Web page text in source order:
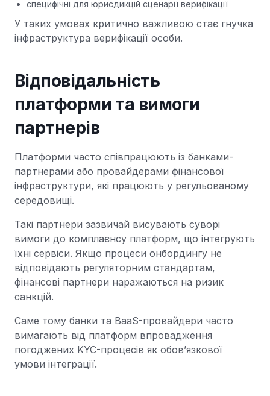
специфічні для юрисдикцій сценарії верифікації
У таких умовах критично важливою стає гнучка
інфраструктура верифікації особи.
Відповідальність
платформи та вимоги
партнерів
Платформи часто співпрацюють із банками-
партнерами або провайдерами фінансової
інфраструктури, які працюють у регульованому
середовищі.
Такі партнери зазвичай висувають суворі
вимоги до комплаєнсу платформ, що інтегрують
їхні сервіси. Якщо процеси онбордингу не
відповідають регуляторним стандартам,
фінансові партнери наражаються на ризик
санкцій.
Саме тому банки та BaaS-провайдери часто
вимагають від платформ впровадження
погоджених KYC-процесів як обов’язкової
умови інтеграції.